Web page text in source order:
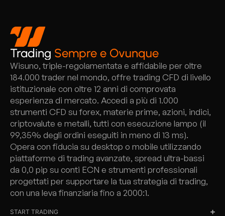
Trading Sempre e Ovunque
Wisuno, triple-regolamentata e affidabile per oltre
184.000 trader nel mondo, offre trading CFD di livello
istituzionale con oltre 12 anni di comprovata
esperienza di mercato. Accedi a più di 1.000
strumenti CFD su forex, materie prime, azioni, indici,
criptovalute e metalli, tutti con esecuzione lampo (il
99,35% degli ordini eseguiti in meno di 13 ms).
Opera con fiducia su desktop o mobile utilizzando
piattaforme di trading avanzate, spread ultra-bassi
da 0,0 pip su conti ECN e strumenti professionali
progettati per supportare la tua strategia di trading,
con una leva finanziaria fino a 2000:1.
START TRADING